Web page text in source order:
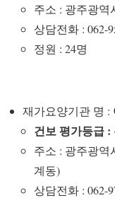
주소 : 광주광역
상담전화 : 062-
정원 : 24명
재가요양기관 명 :
건보 평가등급
주소 : 광주광역
계동)
상담전화 : 062-